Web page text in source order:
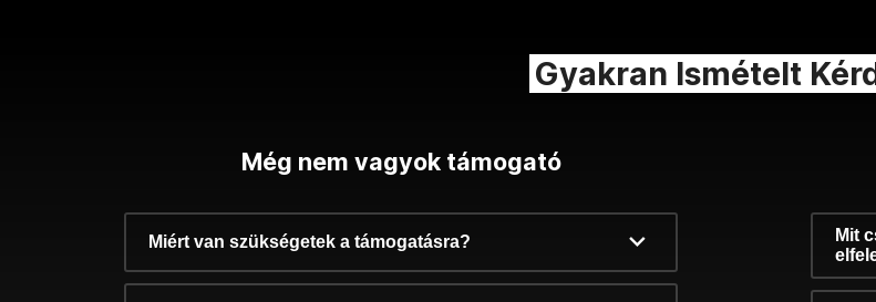
Gyakran Ismételt
Még nem vagyok támogató
Miért van szükségetek a támogatásra?
Mit